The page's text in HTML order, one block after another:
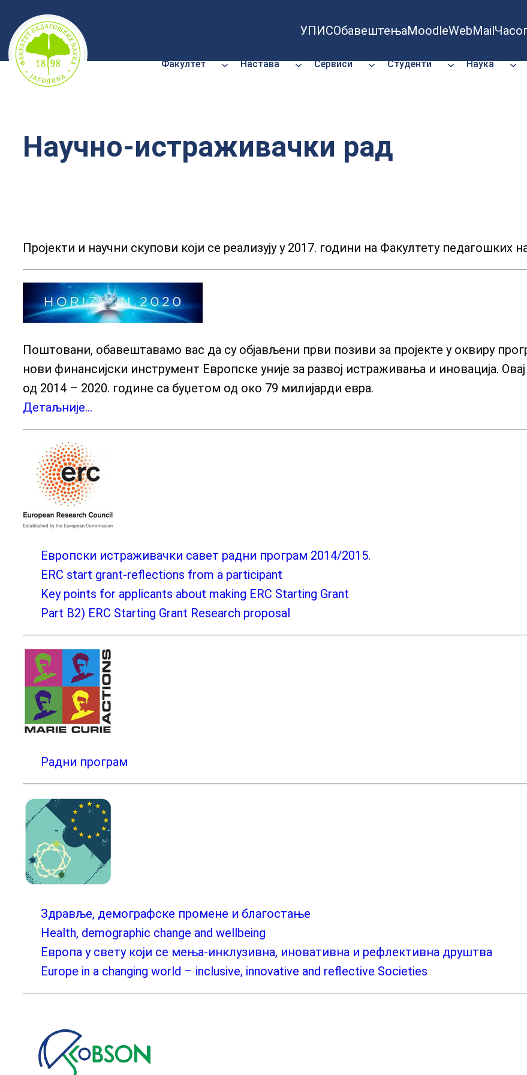
Скочи
на
садржај
УПИСОбавештењаMoodleWebMail
Факултет Настава Сервиси Студенти Наука
Научно-истраживачки рад
Пројекти и научни скупови који се реализују у 2017. години на Факултету педагошких
Поштовани, обавештавамо вас да су објављени први позиви за пројекте у оквиру
нови финансијски инструмент Европске уније за развој истраживања и иновација.
од 2014 – 2020. године са буџетом од око 79 милијарди евра.
Детаљније…
Европски истраживачки савет радни програм 2014/2015.
ERC start grant-reflections from a participant
Key points for applicants about making ERC Starting Grant
Part B2) ERC Starting Grant Research proposal
Радни програм
Здравље, демографске промене и благостање
Health, demographic change and wellbeing
Европа у свету који се мења-инклузивна, иновативна и рефлективна друштва
Europe in a changing world – inclusive, innovative and reflective Societies